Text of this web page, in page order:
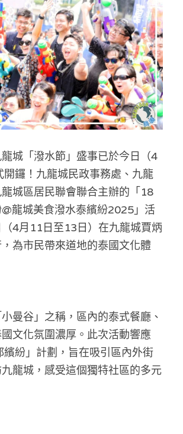
人包
十式
底
幕
義
錄
深直說
炸案
訊
週記
文
城「潑水節」盛事已於今日（4
鑼！九龍城民政事務處、九龍
城區居民聯會聯合主辦的「18
龍城美食潑水泰繽紛2025」活
4月11日至13日）在九龍城賈炳
為市民帶來道地的泰國文化體
曼谷」之稱，區內的泰式餐廳、
文化氛圍濃厚。此次活動響應
繽紛」計劃，旨在吸引區內外街
龍城，感受這個獨特社區的多元